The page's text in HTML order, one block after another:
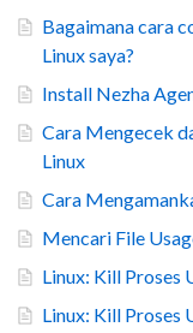
Bagaimana cara
Linux saya?
Install Nezha
Cara Mengecek
Linux
Cara
Mencari File
Linux: Kill Proses
Linux: Kill Proses